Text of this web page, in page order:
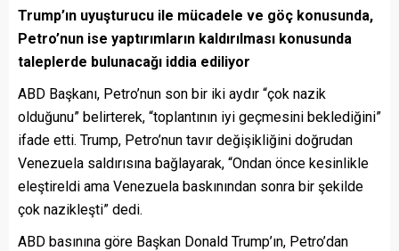
Trump’ın uyuşturucu ile mücadele ve göç konusunda,
Petro’nun ise yaptırımların kaldırılması konusunda
taleplerde bulunacağı iddia ediliyor
ABD Başkanı, Petro’nun son bir iki aydır “çok nazik
olduğunu” belirterek, “toplantının iyi geçmesini beklediğini”
ifade etti. Trump, Petro’nun tavır değişikliğini doğrudan
Venezuela saldırısına bağlayarak, “Ondan önce kesinlikle
eleştireldi ama Venezuela baskınından sonra bir şekilde
çok nazikleşti” dedi.
ABD basınına göre Başkan Donald Trump’ın, Petro’dan